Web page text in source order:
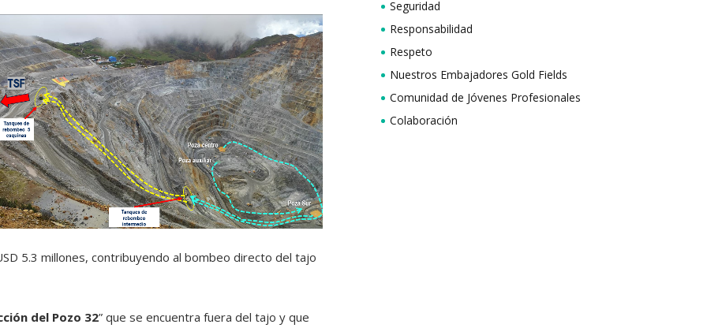
5.3 millones, contribuyendo al bombeo directo del tajo
del Pozo 32” que se encuentra fuera del tajo y que
Seguridad
Responsabilidad
Respeto
Nuestros Embajadores Gold Fields
Comunidad de Jóvenes Profesionales
Colaboración